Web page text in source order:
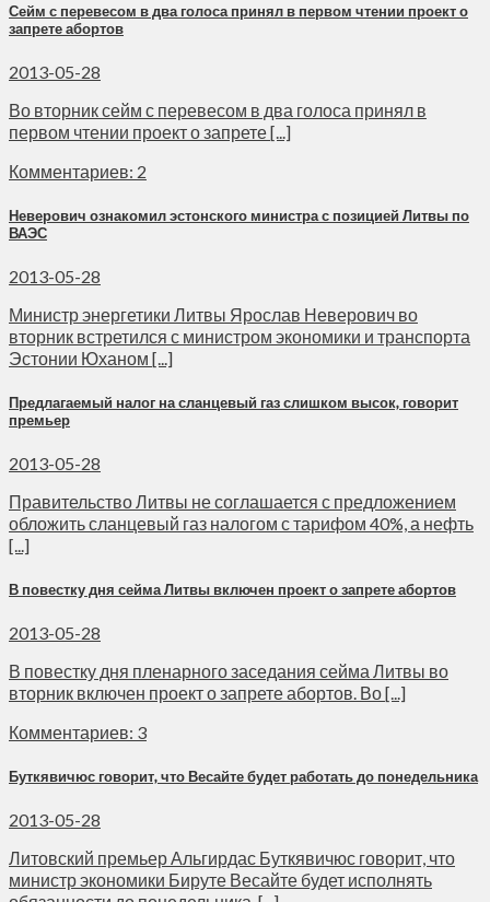
Сейм с перевесом в два голоса принял в первом чтении проект о
запрете абортов
2013-05-28
Во вторник сейм с перевесом в два голоса принял в
первом чтении проект о запрете [...]
Комментариев: 2
Неверович ознакомил эстонского министра с позицией Литвы по
ВАЭС
2013-05-28
Министр энергетики Литвы Ярослав Неверович во
вторник встретился с министром экономики и транспорта
Эстонии Юханом [...]
Предлагаемый налог на сланцевый газ слишком высок, говорит
премьер
2013-05-28
Правительство Литвы не соглашается с предложением
обложить сланцевый газ налогом с тарифом 40%, а нефть
[...]
В повестку дня сейма Литвы включен проект о запрете абортов
2013-05-28
В повестку дня пленарного заседания сейма Литвы во
вторник включен проект о запрете абортов. Во [...]
Комментариев: 3
Буткявичюс говорит, что Весайте будет работать до понедельника
2013-05-28
Литовский премьер Альгирдас Буткявичюс говорит, что
министр экономики Бируте Весайте будет исполнять